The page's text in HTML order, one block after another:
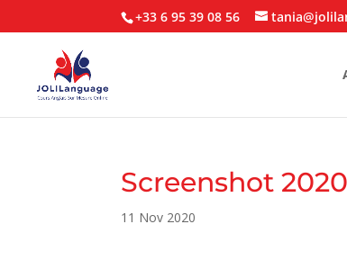
+33 6 95 39 08 56
Screenshot
11 Nov 2020